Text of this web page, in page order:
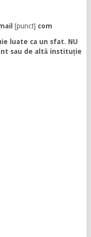
[punct] com
luate ca un sfat. NU
sau de altă instituție